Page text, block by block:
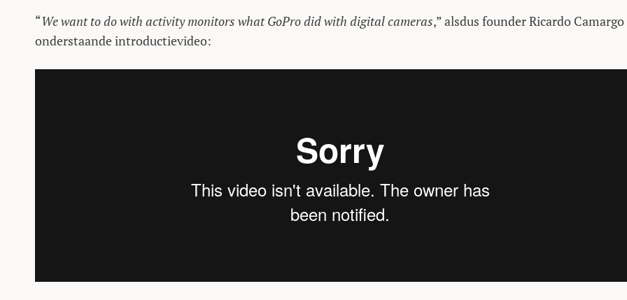
“We want to do with activity monitors what GoPro did with digital cameras,” alsdus founder Ricardo
onderstaande introductievideo: